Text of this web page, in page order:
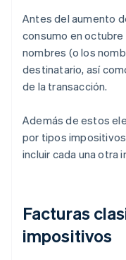
Antes del aumento
consumo en octubre
nombres (o los
destinatario, así
de la transacción.
Además de estos
por tipos
incluir cada una otra
Facturas
impositivos